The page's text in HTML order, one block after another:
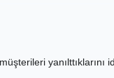
yanılttıklarını